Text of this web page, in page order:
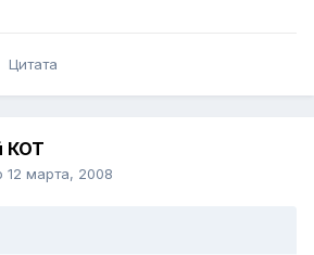
Цитата
КОТ
12 марта, 2008